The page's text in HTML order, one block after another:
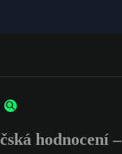
hodnocení –